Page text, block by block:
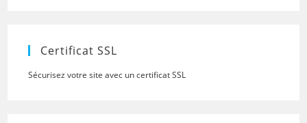
Certificat SSL
Sécurisez votre site avec un certificat SSL